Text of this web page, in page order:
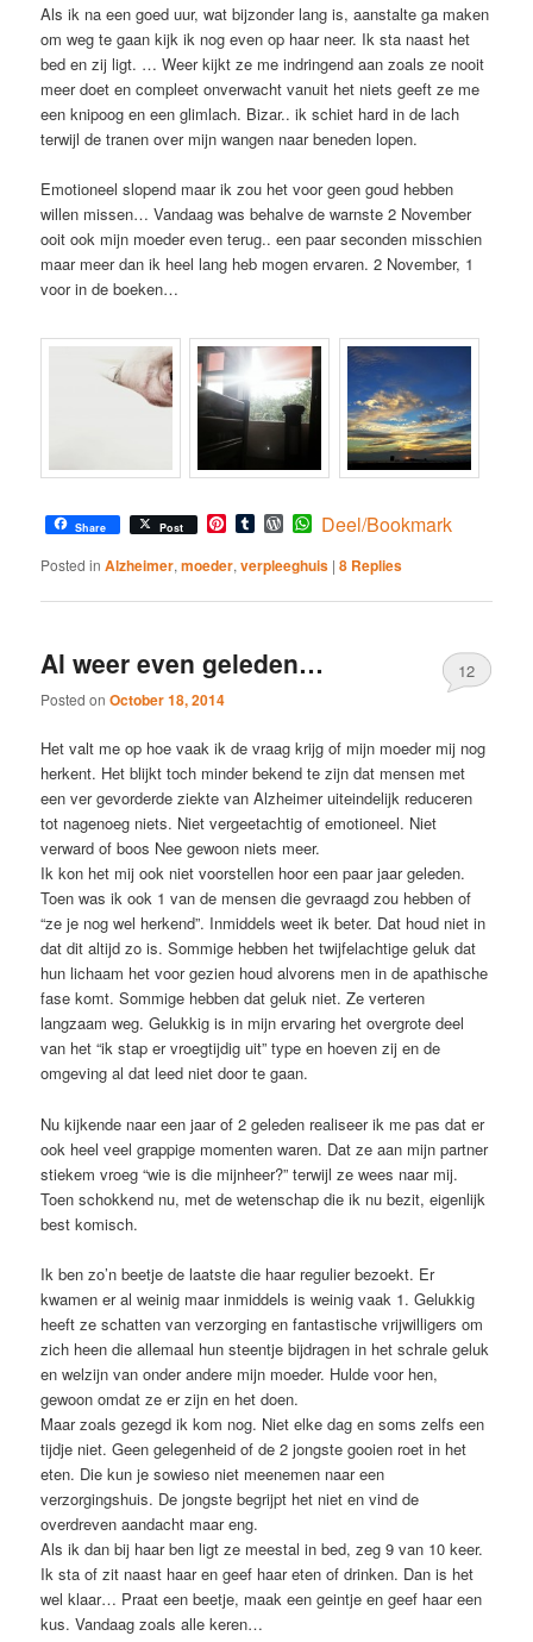
Als ik na een goed uur, wat bijzonder lang is, aanstalte ga maken
om weg te gaan kijk ik nog even op haar neer. Ik sta naast het
bed en zij ligt. … Weer kijkt ze me indringend aan zoals ze nooit
meer doet en compleet onverwacht vanuit het niets geeft ze me
een knipoog en een glimlach. Bizar.. ik schiet hard in de lach
terwijl de tranen over mijn wangen naar beneden lopen.
Emotioneel slopend maar ik zou het voor geen goud hebben
willen missen… Vandaag was behalve de warnste 2 November
ooit ook mijn moeder even terug.. een paar seconden misschien
maar meer dan ik heel lang heb mogen ervaren. 2 November, 1
voor in de boeken…
Share Post Pinterest
TumblrWordPress
WhatsApp
Deel/Bookmark
Posted in Alzheimer,moeder,verpleeghuis |8 Replies
Al weer even geleden…
Posted onOctober 18, 2014
12
Het valt me op hoe vaak ik de vraag krijg of mijn moeder mij nog
herkent. Het blijkt toch minder bekend te zijn dat mensen met
een ver gevorderde ziekte van Alzheimer uiteindelijk reduceren
tot nagenoeg niets. Niet vergeetachtig of emotioneel. Niet
verward of boos Nee gewoon niets meer.
Ik kon het mij ook niet voorstellen hoor een paar jaar geleden.
Toen was ik ook 1 van de mensen die gevraagd zou hebben of
“ze je nog wel herkend”. Inmiddels weet ik beter. Dat houd niet in
dat dit altijd zo is. Sommige hebben het twijfelachtige geluk dat
hun lichaam het voor gezien houd alvorens men in de apathische
fase komt. Sommige hebben dat geluk niet. Ze verteren
langzaam weg. Gelukkig is in mijn ervaring het overgrote deel
van het “ik stap er vroegtijdig uit” type en hoeven zij en de
omgeving al dat leed niet door te gaan.
Nu kijkende naar een jaar of 2 geleden realiseer ik me pas dat er
ook heel veel grappige momenten waren. Dat ze aan mijn partner
stiekem vroeg “wie is die mijnheer?” terwijl ze wees naar mij.
Toen schokkend nu, met de wetenschap die ik nu bezit, eigenlijk
best komisch.
Ik ben zo’n beetje de laatste die haar regulier bezoekt. Er
kwamen er al weinig maar inmiddels is weinig vaak 1. Gelukkig
heeft ze schatten van verzorging en fantastische vrijwilligers om
zich heen die allemaal hun steentje bijdragen in het schrale geluk
en welzijn van onder andere mijn moeder. Hulde voor hen,
gewoon omdat ze er zijn en het doen.
Maar zoals gezegd ik kom nog. Niet elke dag en soms zelfs een
tijdje niet. Geen gelegenheid of de 2 jongste gooien roet in het
eten. Die kun je sowieso niet meenemen naar een
verzorgingshuis. De jongste begrijpt het niet en vind de
overdreven aandacht maar eng.
Als ik dan bij haar ben ligt ze meestal in bed, zeg 9 van 10 keer.
Ik sta of zit naast haar en geef haar eten of drinken. Dan is het
wel klaar… Praat een beetje, maak een geintje en geef haar een
kus. Vandaag zoals alle keren…